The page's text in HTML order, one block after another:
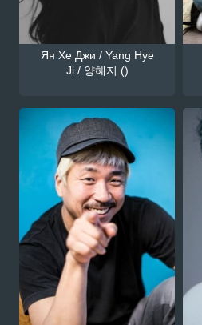
Ян Хе Джи / Yang Hye
Ji / 양혜지 ()